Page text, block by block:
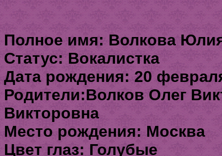
Полное имя: Волкова
Статус: Вокалистка
Дата рождения: 20
Родители:Волков Олег
Викторовна
Место рождения: Москва
Цвет глаз: Голубые